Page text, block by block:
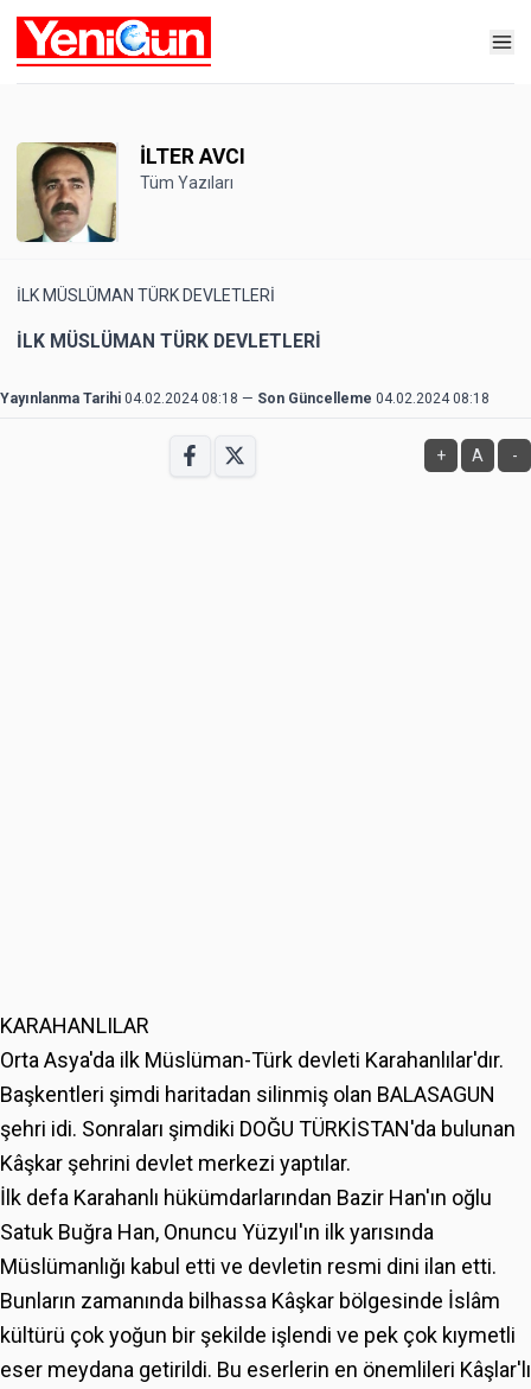
İLTER AVCI
Tüm Yazıları
İLK MÜSLÜMAN TÜRK DEVLETLERİ
İLK MÜSLÜMAN TÜRK DEVLETLERİ
Yayınlanma Tarihi 04.02.2024 08:18 — Son Güncelleme 04.02.2024 08:18
+ A -
KARAHANLILAR
Orta Asya'da ilk Müslüman-Türk devleti Karahanlılar'dır.
Başkentleri şimdi haritadan silinmiş olan BALASAGUN
şehri idi. Sonraları şimdiki DOĞU TÜRKİSTAN'da bulunan
Kâşkar şehrini devlet merkezi yaptılar.
İlk defa Karahanlı hükümdarlarından Bazir Han'ın oğlu
Satuk Buğra Han, Onuncu Yüzyıl'ın ilk yarısında
Müslümanlığı kabul etti ve devletin resmi dini ilan etti.
Bunların zamanında bilhassa Kâşkar bölgesinde İslâm
kültürü çok yoğun bir şekilde işlendi ve pek çok kıymetli
eser meydana getirildi. Bu eserlerin en önemlileri Kâşlar'lı